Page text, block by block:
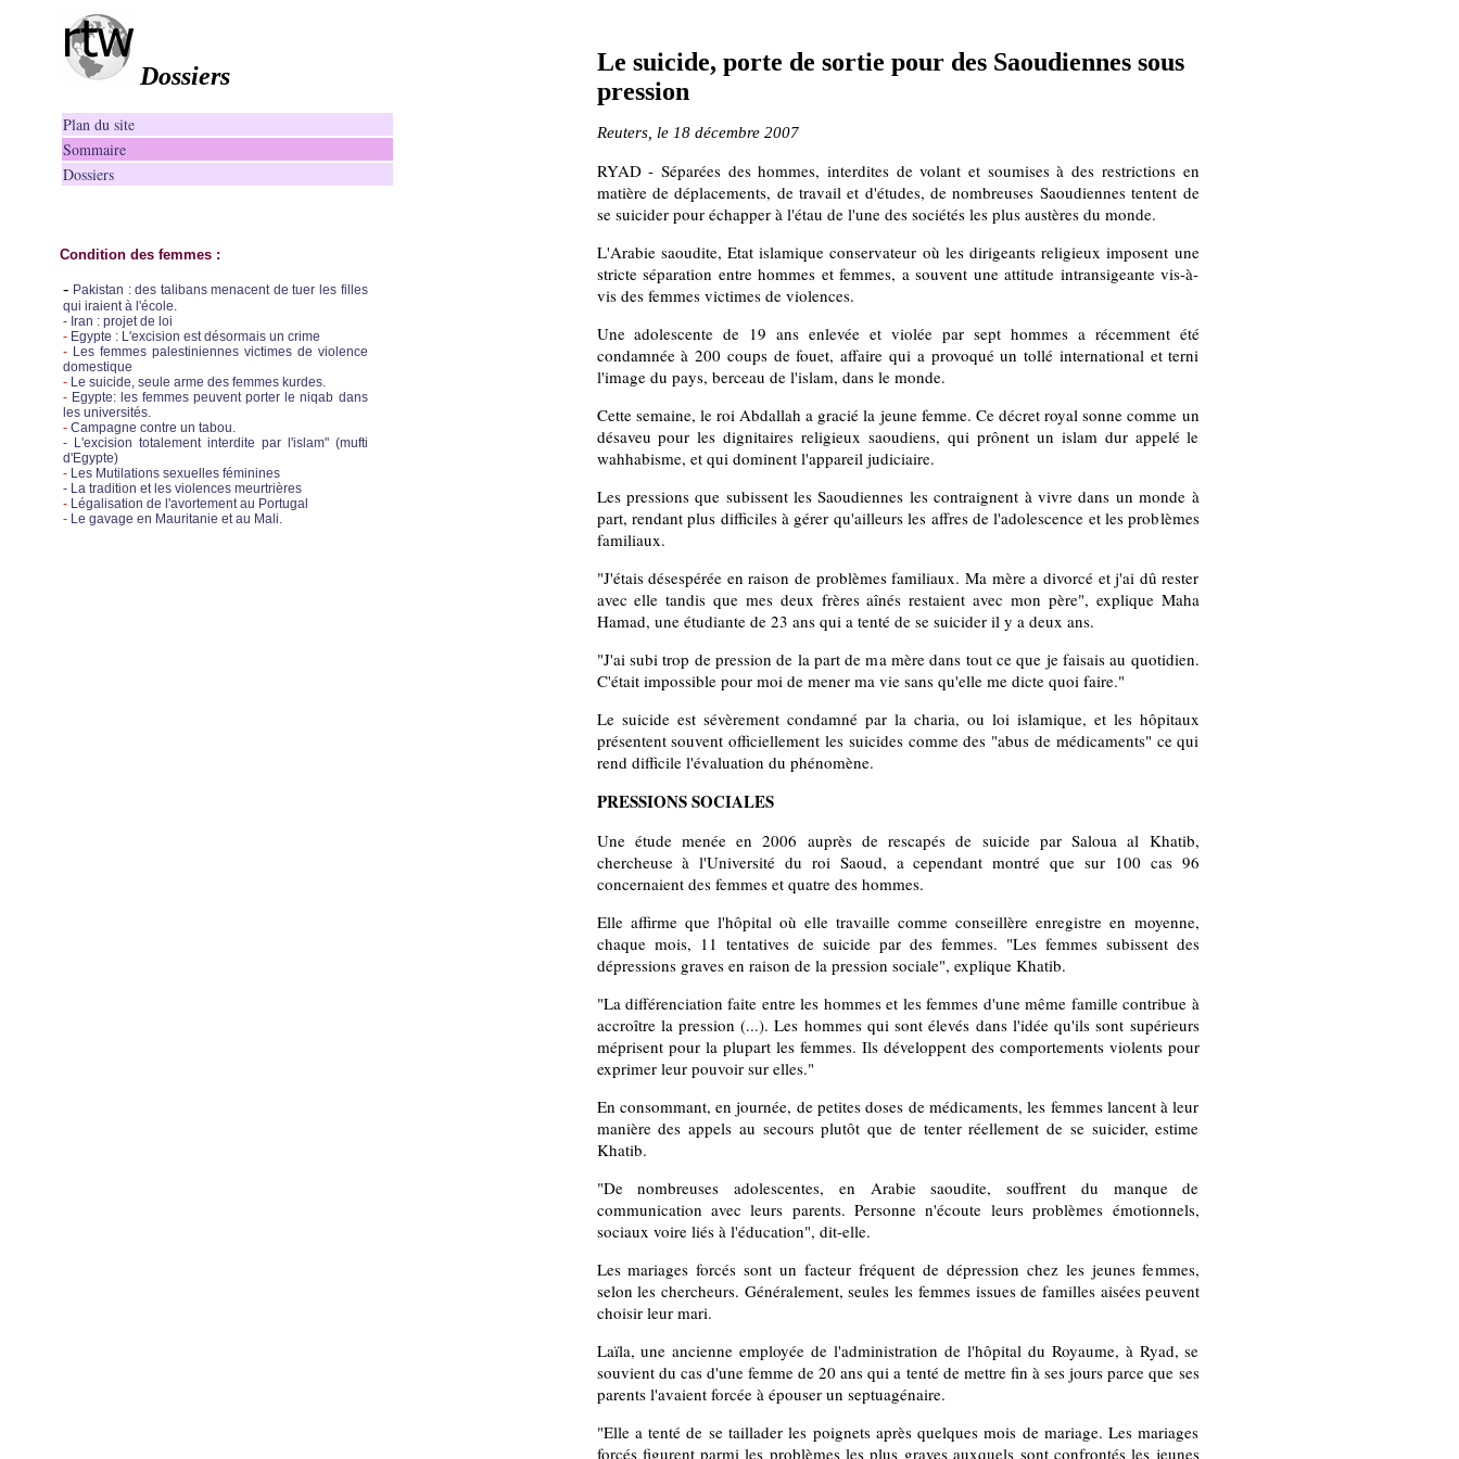
Dossiers
Plan du site
Sommaire
Dossiers
Condition des femmes :
- Pakistan : des talibans menacent de tuer les filles
qui iraient à l'école.
- Iran : projet de loi
- Egypte : L'excision est désormais un crime
- Les femmes palestiniennes victimes de violence
domestique
- Le suicide, seule arme des femmes kurdes.
- Egypte: les femmes peuvent porter le niqab dans
les universités.
- Campagne contre un tabou.
- L'excision totalement interdite par l'islam" (mufti
d'Egypte)
- Les Mutilations sexuelles féminines
- La tradition et les violences meurtrières
- Légalisation de l'avortement au Portugal
- Le gavage en Mauritanie et au Mali.
Le suicide, porte de sortie pour des Saoudiennes sous
pression
Reuters, le 18 décembre 2007
RYAD - Séparées des hommes, interdites de volant et soumises à des restrictions en
matière de déplacements, de travail et d'études, de nombreuses Saoudiennes tentent de
se suicider pour échapper à l'étau de l'une des sociétés les plus austères du monde.
L'Arabie saoudite, Etat islamique conservateur où les dirigeants religieux imposent une
stricte séparation entre hommes et femmes, a souvent une attitude intransigeante vis-à-
vis des femmes victimes de violences.
Une adolescente de 19 ans enlevée et violée par sept hommes a récemment été
condamnée à 200 coups de fouet, affaire qui a provoqué un tollé international et terni
l'image du pays, berceau de l'islam, dans le monde.
Cette semaine, le roi Abdallah a gracié la jeune femme. Ce décret royal sonne comme un
désaveu pour les dignitaires religieux saoudiens, qui prônent un islam dur appelé le
wahhabisme, et qui dominent l'appareil judiciaire.
Les pressions que subissent les Saoudiennes les contraignent à vivre dans un monde à
part, rendant plus difficiles à gérer qu'ailleurs les affres de l'adolescence et les problèmes
familiaux.
"J'étais désespérée en raison de problèmes familiaux. Ma mère a divorcé et j'ai dû rester
avec elle tandis que mes deux frères aînés restaient avec mon père", explique Maha
Hamad, une étudiante de 23 ans qui a tenté de se suicider il y a deux ans.
"J'ai subi trop de pression de la part de ma mère dans tout ce que je faisais au quotidien.
C'était impossible pour moi de mener ma vie sans qu'elle me dicte quoi faire."
Le suicide est sévèrement condamné par la charia, ou loi islamique, et les hôpitaux
présentent souvent officiellement les suicides comme des "abus de médicaments" ce qui
rend difficile l'évaluation du phénomène.
PRESSIONS SOCIALES
Une étude menée en 2006 auprès de rescapés de suicide par Saloua al Khatib,
chercheuse à l'Université du roi Saoud, a cependant montré que sur 100 cas 96
concernaient des femmes et quatre des hommes.
Elle affirme que l'hôpital où elle travaille comme conseillère enregistre en moyenne,
chaque mois, 11 tentatives de suicide par des femmes. "Les femmes subissent des
dépressions graves en raison de la pression sociale", explique Khatib.
"La différenciation faite entre les hommes et les femmes d'une même famille contribue à
accroître la pression (...). Les hommes qui sont élevés dans l'idée qu'ils sont supérieurs
méprisent pour la plupart les femmes. Ils développent des comportements violents pour
exprimer leur pouvoir sur elles."
En consommant, en journée, de petites doses de médicaments, les femmes lancent à leur
manière des appels au secours plutôt que de tenter réellement de se suicider, estime
Khatib.
"De nombreuses adolescentes, en Arabie saoudite, souffrent du manque de
communication avec leurs parents. Personne n'écoute leurs problèmes émotionnels,
sociaux voire liés à l'éducation", dit-elle.
Les mariages forcés sont un facteur fréquent de dépression chez les jeunes femmes,
selon les chercheurs. Généralement, seules les femmes issues de familles aisées peuvent
choisir leur mari.
Laïla, une ancienne employée de l'administration de l'hôpital du Royaume, à Ryad, se
souvient du cas d'une femme de 20 ans qui a tenté de mettre fin à ses jours parce que ses
parents l'avaient forcée à épouser un septuagénaire.
"Elle a tenté de se taillader les poignets après quelques mois de mariage. Les mariages
forcés figurent parmi les problèmes les plus graves auxquels sont confrontés les jeunes